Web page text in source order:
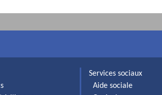
Services sociaux
Aide sociale